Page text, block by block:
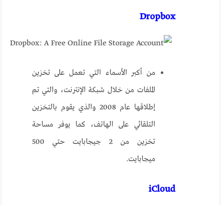
Dropbox
من أكبر الأسماء التي تعمل على تخزين
الملفات من خلال شبكة الإنترنت، والتي تم
إطلاقها عام 2008 والذي يقوم بالتخزين
التلقائي على الهاتف، كما يوفر مساحة
تخزين من 2 جيجابايت حتي 500
ميجابايت.
iCloud